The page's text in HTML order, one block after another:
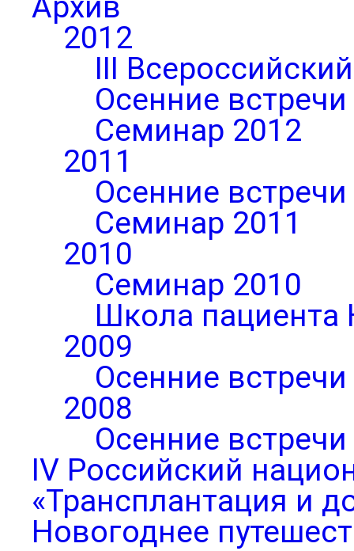
2012
III
Осенние
Семинар 2012
2011
Осенние
Семинар 2011
2010
Семинар 2010
Школа пациента
2009
Осенние
2008
Осенние
IV Российский
«Трансплантация и
Новогоднее